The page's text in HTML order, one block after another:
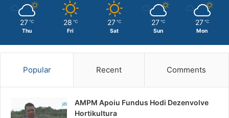
27 ℃
Thu
28 ℃
Fri
27 ℃
Sat
27 ℃
Sun
27 ℃
Mon
Popular Recent Comments
AMPM Apoiu Fundus Hodi Dezenvolve
Hortikultura